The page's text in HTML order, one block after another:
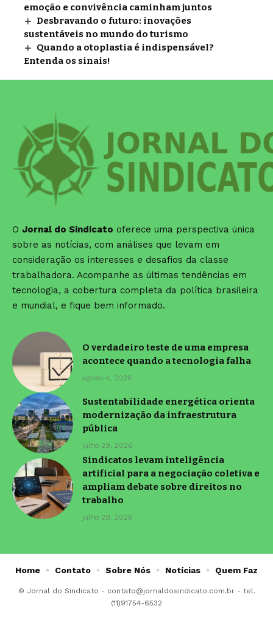
emoção e convivência caminham juntos
Desbravando o futuro: inovações
sustentáveis no mundo do turismo
Quando a otoplastia é indispensável?
Entenda os sinais!
O Jornal do Sindicato oferece uma perspectiva única
sobre as notícias, com análises que levam em
consideração os interesses e desafios da classe
trabalhadora. Acompanhe as últimas tendências em
tecnologia, a cobertura completa da política brasileira
e mundial, e fique bem informado.
O verdadeiro teste de uma empresa
acontece quando a tecnologia falha
agosto 4, 2026
Sustentabilidade energética orienta
modernização da infraestrutura
pública
julho 29, 2026
Sindicatos levam inteligência
artificial para a negociação coletiva e
ampliam debate sobre direitos no
trabalho
julho 28, 2026
© Jornal do Sindicato - contato@jornaldosindicato.com.br- tel.
(11)91754-6532
Home Contato Sobre Nós Notícias Quem Faz